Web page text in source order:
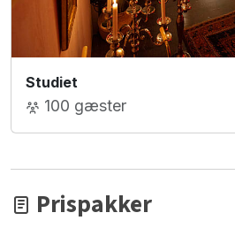
Studiet
100 gæster
Prispakker